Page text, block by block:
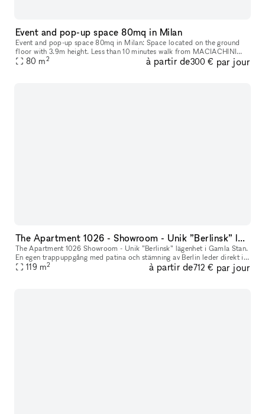
Event and pop-up space 80mq in Milan
Event and pop-up space 80mq in Milan: Space located on the ground
floor with 3.9m height. Less than 10 minutes walk from MACIACHINI
and ZARA metro station, 1minutes from 2/4 tram and 70 bus. It is a
80 m2 à partir de300 € par jour
The Apartment 1026 - Showroom - Unik ”Berlinsk” lägenhet i Gamla Stan.
The Apartment 1026 Showroom - Unik ”Berlinsk” lägenhet i Gamla Stan.
En egen trappuppgång med patina och stämning av Berlin leder direkt in
i möblerat showroom. Interiör / konst ingår i hyran men
119 m2 à partir de712 € par jour